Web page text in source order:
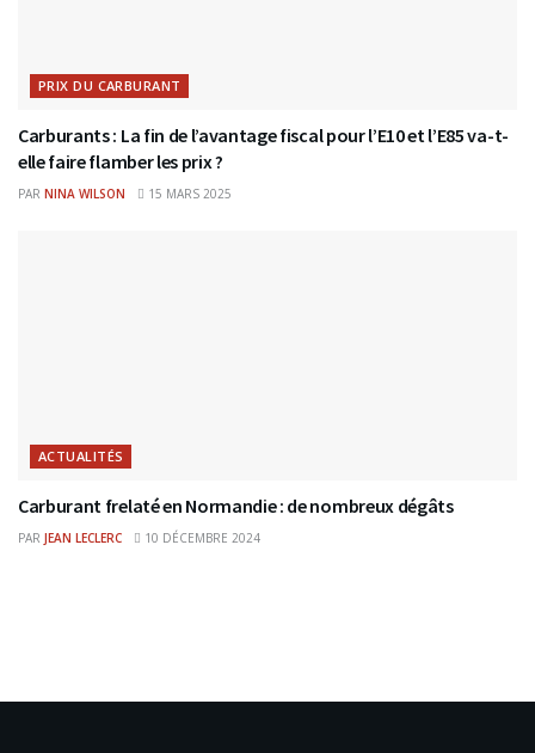
PRIX DU CARBURANT
Carburants : La fin de l’avantage fiscal pour l’E10 et l’E85 va-t-
elle faire flamber les prix ?
PAR NINA WILSON 15 MARS 2025
ACTUALITÉS
Carburant frelaté en Normandie : de nombreux dégâts
PAR JEAN LECLERC 10 DÉCEMBRE 2024